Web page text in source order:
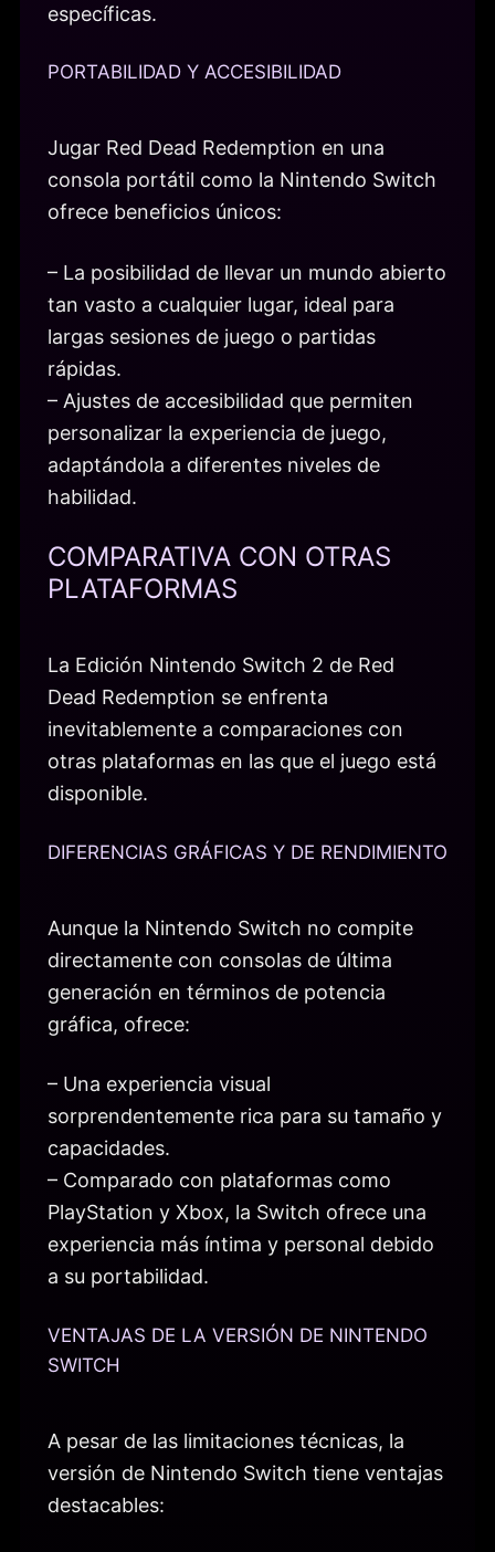
específicas.
PORTABILIDAD Y ACCESIBILIDAD
Jugar Red Dead Redemption en una
consola portátil como la Nintendo Switch
ofrece beneficios únicos:
– La posibilidad de llevar un mundo abierto
tan vasto a cualquier lugar, ideal para
largas sesiones de juego o partidas
rápidas.
– Ajustes de accesibilidad que permiten
personalizar la experiencia de juego,
adaptándola a diferentes niveles de
habilidad.
COMPARATIVA CON OTRAS
PLATAFORMAS
La Edición Nintendo Switch 2 de Red
Dead Redemption se enfrenta
inevitablemente a comparaciones con
otras plataformas en las que el juego está
disponible.
DIFERENCIAS GRÁFICAS Y DE RENDIMIENTO
Aunque la Nintendo Switch no compite
directamente con consolas de última
generación en términos de potencia
gráfica, ofrece:
– Una experiencia visual
sorprendentemente rica para su tamaño y
capacidades.
– Comparado con plataformas como
PlayStation y Xbox, la Switch ofrece una
experiencia más íntima y personal debido
a su portabilidad.
VENTAJAS DE LA VERSIÓN DE NINTENDO
SWITCH
A pesar de las limitaciones técnicas, la
versión de Nintendo Switch tiene ventajas
destacables: